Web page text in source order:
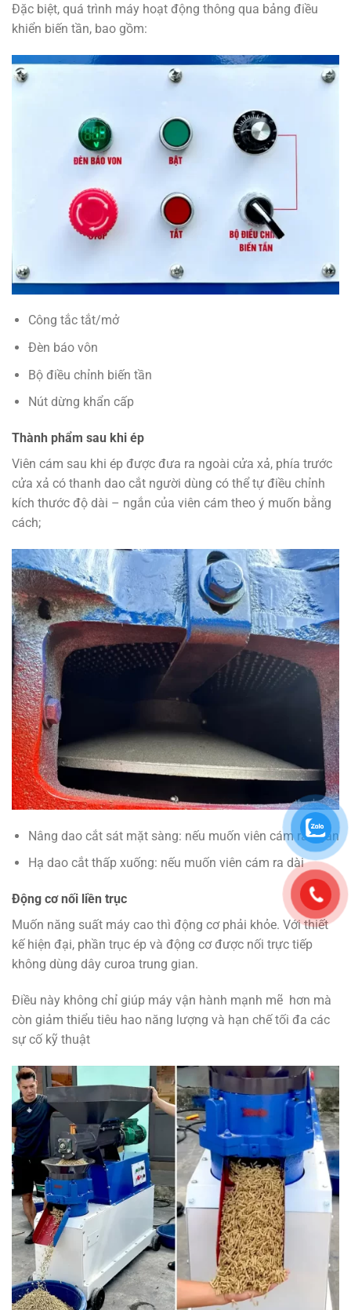
Đặc biệt, quá trình máy hoạt động thông qua bảng điều
khiển biến tần, bao gồm:
Công tắc tắt/mở
Đèn báo vôn
Bộ điều chỉnh biến tần
Nút dừng khẩn cấp
Thành phẩm sau khi ép
Viên cám sau khi ép được đưa ra ngoài cửa xả, phía trước
cửa xả có thanh dao cắt người dùng có thể tự điều chỉnh
kích thước độ dài – ngắn của viên cám theo ý muốn bằng
cách;
Nâng dao cắt sát mặt sàng: nếu muốn viên cám ra ngắn
Hạ dao cắt thấp xuống: nếu muốn viên cám ra dài
Động cơ nối liền trục
Muốn năng suất máy cao thì động cơ phải khỏe. Với thiết
kế hiện đại, phần trục ép và động cơ được nối trực tiếp
không dùng dây curoa trung gian.
Điều này không chỉ giúp máy vận hành mạnh mẽ hơn mà
còn giảm thiểu tiêu hao năng lượng và hạn chế tối đa các
sự cố kỹ thuật